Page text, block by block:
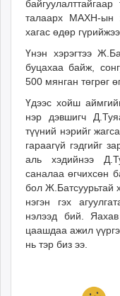
талаарх МАХН-ын
хагас өдөр гүрийжээ.
Үнэн хэрэгтээ
буцахаа байж,
500 мянган төгрөг
Үдээс хойш
нэр дэвшигч
түүний нэрийг
гараагүй гэдгийг
аль хэдийнээ
саналаа өгчихсөн
бол Ж.Батсуурьтай
нэгэн гэх
нэлээд бий.
цаашдаа ажил
нь тэр биз ээ.